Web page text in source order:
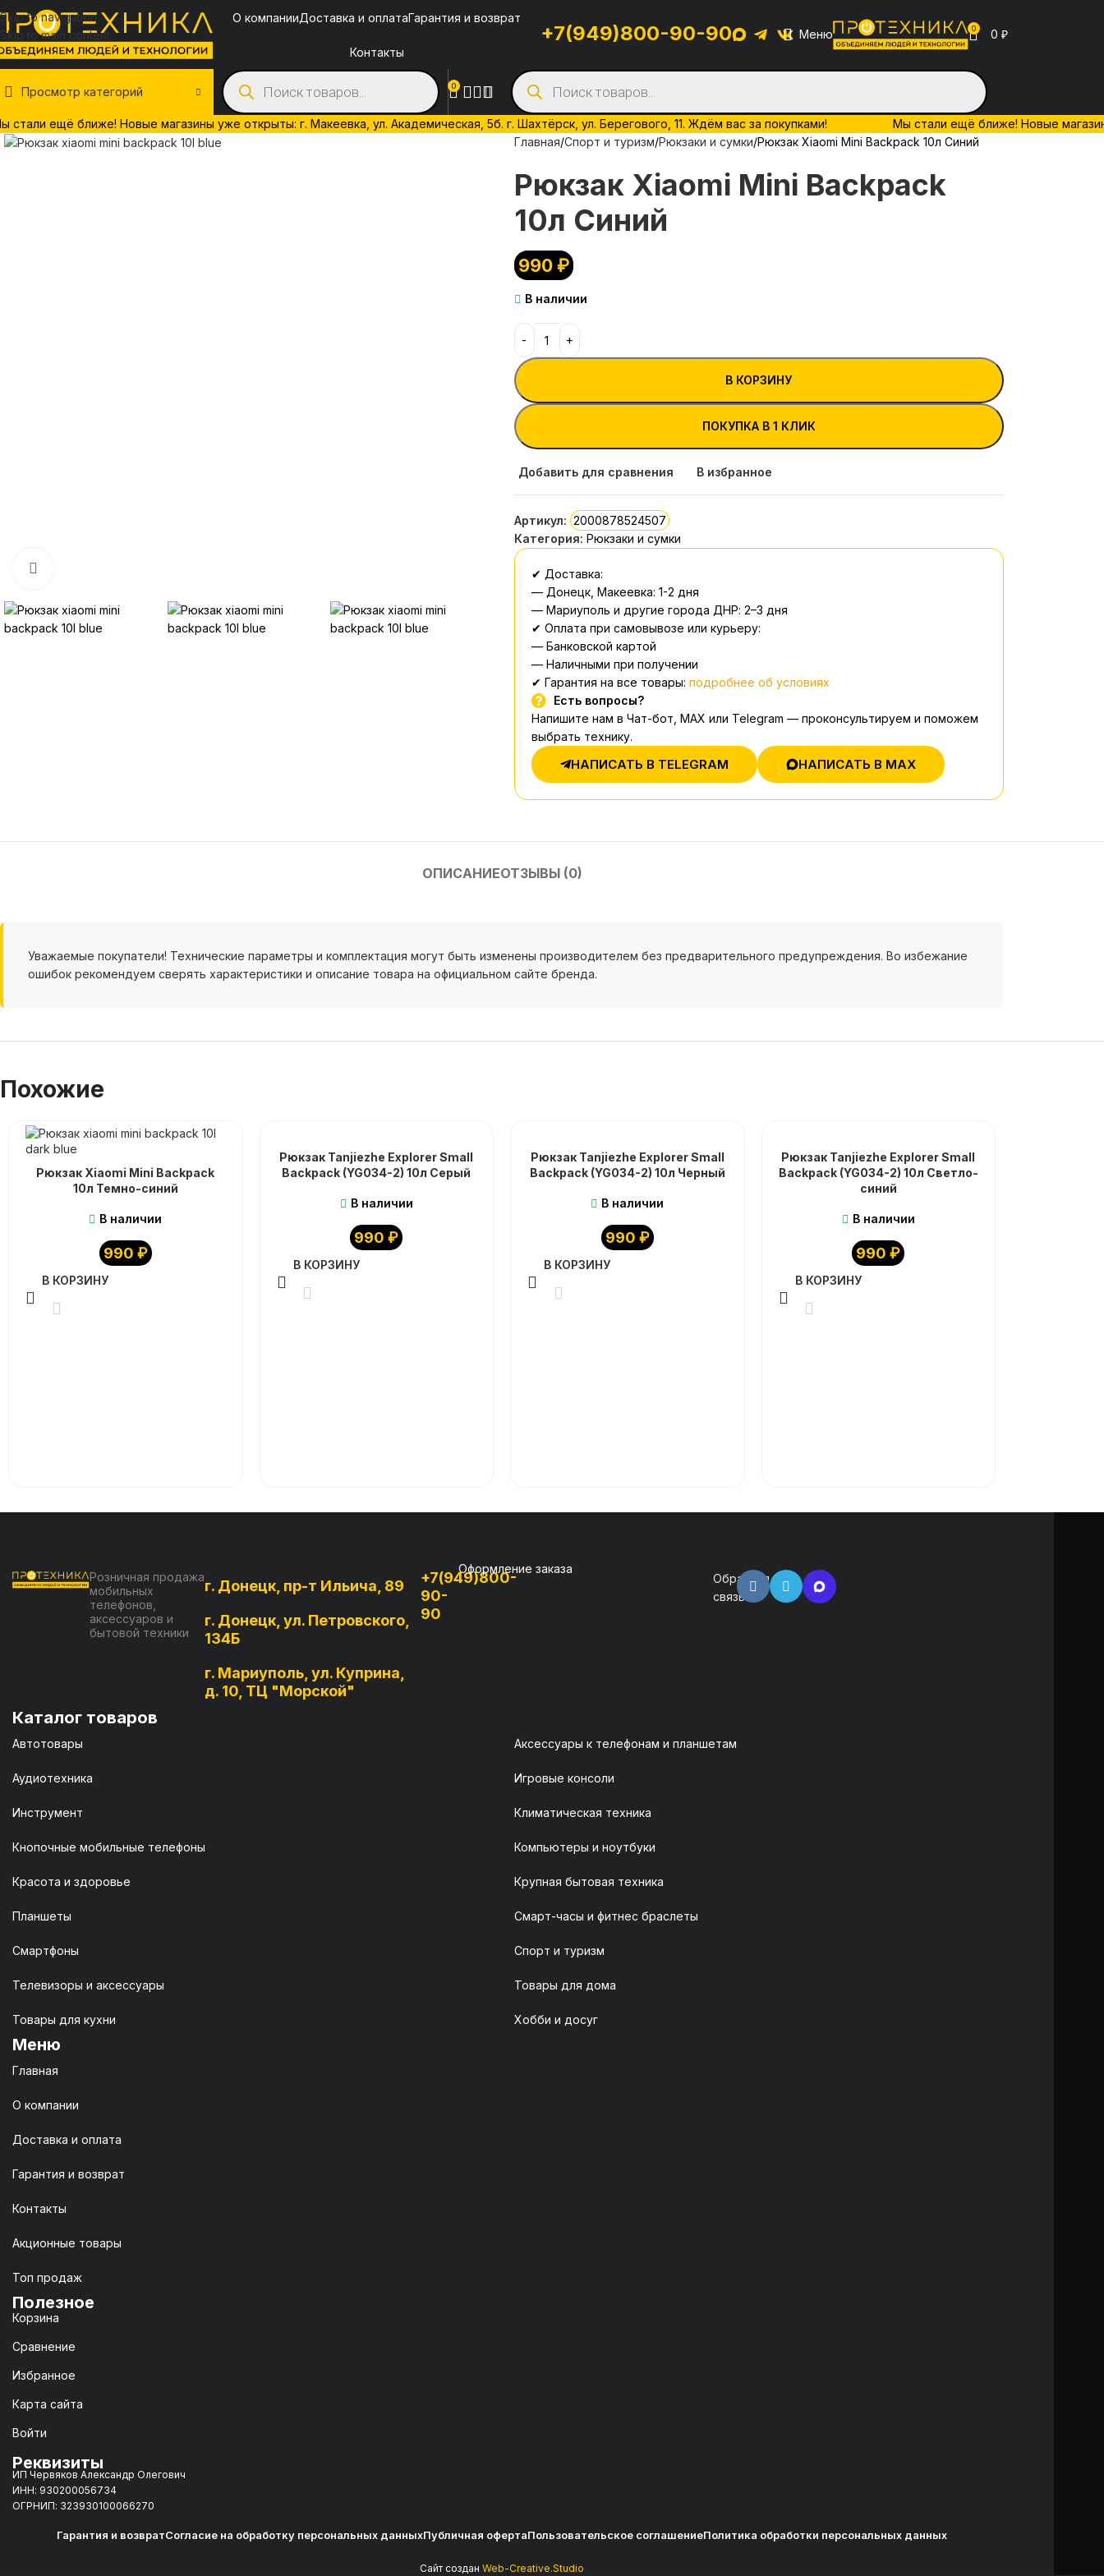
Skip to navigation
Skip to main content
стали ещё ближе! Новые магазины уже открыты: г. Макеевка, ул. Академическая, 5б. г. Шахтёрск, ул. Берегового, 11. Ждём вас за покупками! Мы стали ещё ближе! Новые
О компанииДоставка и оплатаГарантия и возврат
Контакты
+7(949)800-90-90 Меню 0 0 ₽
Просмотр категорий 0
Главная Спорт и туризм Рюкзаки и сумки Рюкзак Xiaomi Mini Backpack 10л Синий
Рюкзак Xiaomi Mini Backpack
10л Синий
990₽
В наличии
В КОРЗИНУ
ПОКУПКА В 1 КЛИК
Добавить для сравнения В избранное
Артикул: 2000878524507
Категория: Рюкзаки и сумки
✔ Доставка:
— Донецк, Макеевка: 1-2 дня
— Мариуполь и другие города ДНР: 2–3 дня
✔ Оплата при самовывозе или курьеру:
— Банковской картой
— Наличными при получении
✔ Гарантия на все товары: подробнее об условиях
Есть вопросы?
Напишите нам в Чат-бот, MAX или Telegram — проконсультируем и поможем
выбрать технику.
НАПИСАТЬ В TELEGRAM НАПИСАТЬ В MAX
ОПИСАНИЕОТЗЫВЫ (0)
Уважаемые покупатели! Технические параметры и комплектация могут быть изменены производителем без предварительного предупреждения. Во избежание
ошибок рекомендуем сверять характеристики и описание товара на официальном сайте бренда.
Похожие
Рюкзак Xiaomi Mini Backpack
10л Темно-синий
В наличии
990 ₽
В КОРЗИНУ
Рюкзак Tanjiezhe Explorer Small
Backpack (YG034-2) 10л Серый
В наличии
990₽
В КОРЗИНУ
Рюкзак Tanjiezhe Explorer Small
Backpack (YG034-2) 10л Черный
В наличии
990 ₽
В КОРЗИНУ
Рюкзак Tanjiezhe Explorer Small
Backpack (YG034-2) 10л Светло-
синий
В наличии
990₽
В КОРЗИНУ
Розничная продажа
мобильных
телефонов,
аксессуаров и
бытовой техники
г. Донецк, пр-т Ильича, 89
г. Донецк, ул. Петровского,
134Б
г. Мариуполь, ул. Куприна,
д. 10, ТЦ "Морской"
+7(949)800-
90-
90
Оформление заказа
Обратная
связь
Каталог товаров
Автотовары Аксессуары к телефонам и планшетам
Аудиотехника Игровые консоли
Инструмент Климатическая техника
Кнопочные мобильные телефоны Компьютеры и ноутбуки
Красота и здоровье Крупная бытовая техника
Планшеты Смарт-часы и фитнес браслеты
Смартфоны Спорт и туризм
Телевизоры и аксессуары Товары для дома
Товары для кухни Хобби и досуг
Меню
Главная
О компании
Доставка и оплата
Гарантия и возврат
Контакты
Акционные товары
Топ продаж
Полезное
Корзина
Сравнение
Избранное
Карта сайта
Войти
Реквизиты
ИП Червяков Александр Олегович
ИНН: 930200056734
ОГРНИП: 323930100066270
Гарантия и возвратСогласие на обработку персональных данныхПубличная офертаПользовательское соглашениеПолитика обработки персональных данных
Сайт создан Web-Creative.Studio